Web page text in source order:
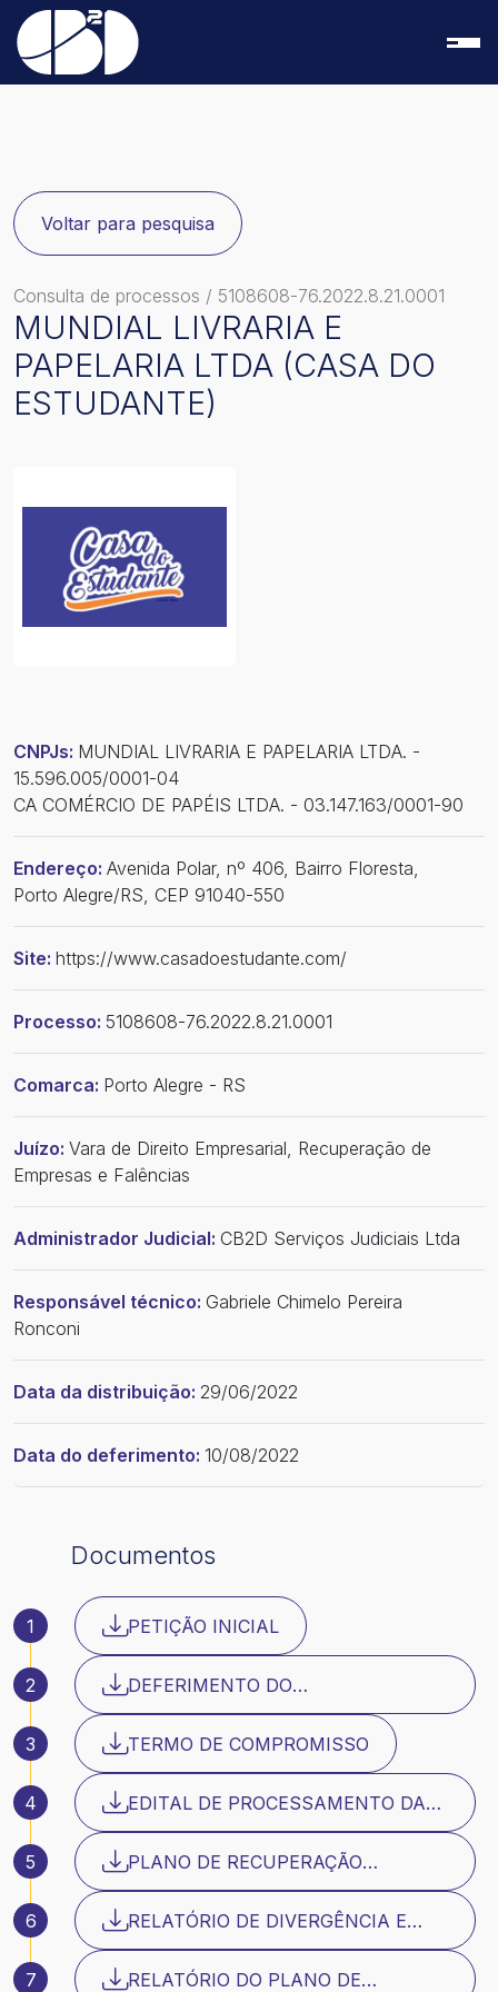
Voltar para pesquisa
Consulta de processos / 5108608-76.2022.8.21.0001
MUNDIAL LIVRARIA E
PAPELARIA LTDA (CASA DO
ESTUDANTE)
CNPJs: MUNDIAL LIVRARIA E PAPELARIA LTDA. -
15.596.005/0001-04
CA COMÉRCIO DE PAPÉIS LTDA. - 03.147.163/0001-90
Endereço: Avenida Polar, nº 406, Bairro Floresta,
Porto Alegre/RS, CEP 91040-550
Site: https://www.casadoestudante.com/
Processo: 5108608-76.2022.8.21.0001
Comarca: Porto Alegre - RS
Juízo: Vara de Direito Empresarial, Recuperação de
Empresas e Falências
Administrador Judicial: CB2D Serviços Judiciais Ltda
Responsável técnico: Gabriele Chimelo Pereira
Ronconi
Data da distribuição: 29/06/2022
Data do deferimento: 10/08/2022
Documentos
1 PETIÇÃO INICIAL
2
DEFERIMENTO DO
PROCESSAMENTO DA RJ
3
TERMO DE COMPROMISSO
4
EDITAL DE PROCESSAMENTO DA
RECUPERAÇÃO JUDICIAL
5
PLANO DE RECUPERAÇÃO
JUDICIAL
6
RELATÓRIO DE DIVERGÊNCIA E
HABILITAÇÃO
7
RELATÓRIO DO PLANO DE